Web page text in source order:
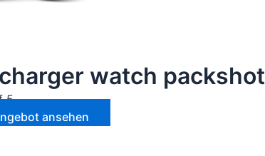
watch packshot
5
ansehen